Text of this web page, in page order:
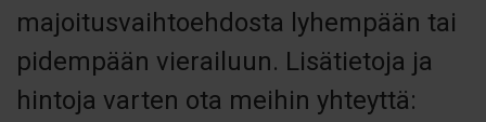
majoitusvaihtoehdosta lyhempään tai
pidempään vierailuun. Lisätietoja ja
hintoja varten ota meihin yhteyttä: